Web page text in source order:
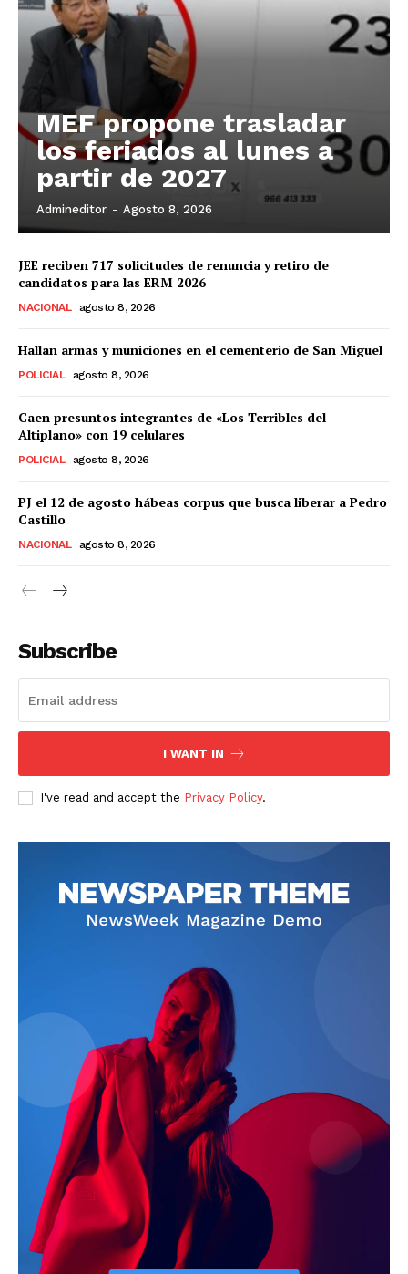
Nosotros
MEF propone trasladar
los feriados al lunes a
partir de 2027
Admineditor - Agosto 8, 2026
JEE reciben 717 solicitudes de renuncia y retiro de
candidatos para las ERM 2026
NACIONAL agosto 8, 2026
Hallan armas y municiones en el cementerio de San Miguel
POLICIAL agosto 8, 2026
Caen presuntos integrantes de «Los Terribles del
Altiplano» con 19 celulares
POLICIAL agosto 8, 2026
PJ el 12 de agosto hábeas corpus que busca liberar a Pedro
Castillo
NACIONAL agosto 8, 2026
Subscribe
I WANT IN
I've read and accept the Privacy Policy.